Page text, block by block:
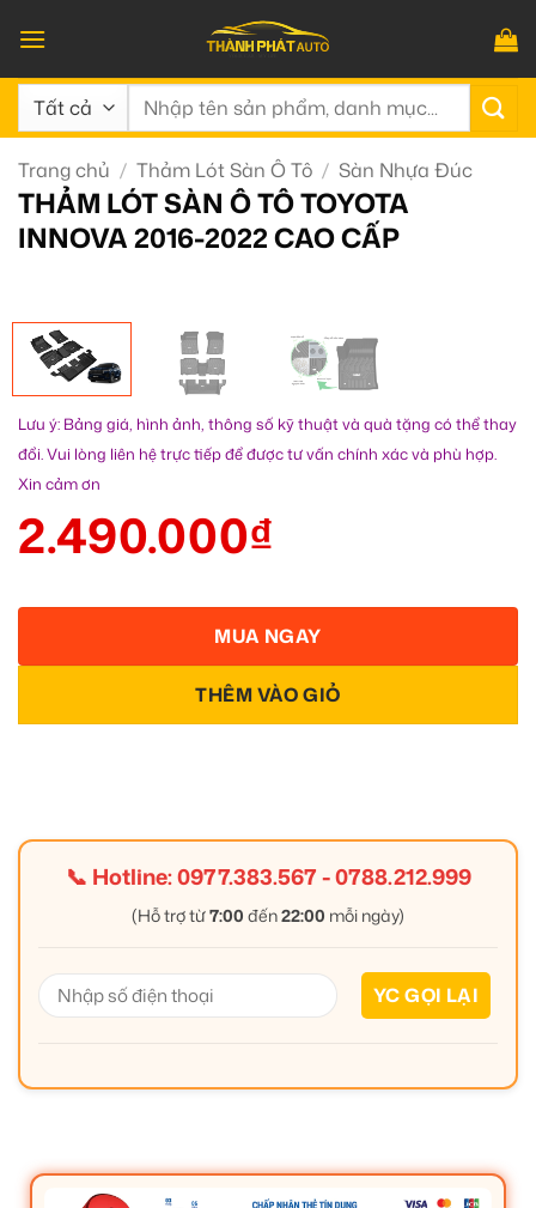
qua
nội
dung
Tìm
Trang chủ / Thảm Lót Sàn Ô Tô / Sàn Nhựa Đúc
THẢM LÓT SÀN Ô TÔ TOYOTA
INNOVA 2016-2022 CAO CẤP
Lưu ý: Bảng giá, hình ảnh, thông số kỹ thuật và quà tặng có thể thay
đổi. Vui lòng liên hệ trực tiếp để được tư vấn chính xác và phù hợp.
Xin cảm ơn
2.490.000₫
THÊM VÀO GIỎ
MUA NGAY
📞 Hotline:0977.383.567-0788.212.999
(Hỗ trợ từ7:00 đến22:00 mỗi ngày)